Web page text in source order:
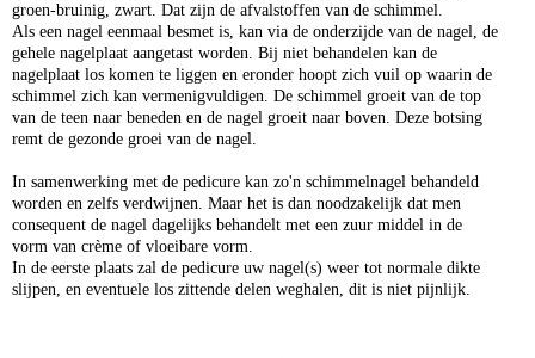
groen-bruinig, zwart. Dat zijn de afvalstoffen van de schimmel.
Als een nagel eenmaal besmet is, kan via de onderzijde van de nagel, de
gehele nagelplaat aangetast worden. Bij niet behandelen kan de
nagelplaat los komen te liggen en eronder hoopt zich vuil op waarin de
schimmel zich kan vermenigvuldigen. De schimmel groeit van de top
van de teen naar beneden en de nagel groeit naar boven. Deze botsing
remt de gezonde groei van de nagel.
In samenwerking met de pedicure kan zo'n schimmelnagel behandeld
worden en zelfs verdwijnen. Maar het is dan noodzakelijk dat men
consequent de nagel dagelijks behandelt met een zuur middel in de
vorm van crème of vloeibare vorm.
In de eerste plaats zal de pedicure uw nagel(s) weer tot normale dikte
slijpen, en eventuele los zittende delen weghalen, dit is niet pijnlijk.